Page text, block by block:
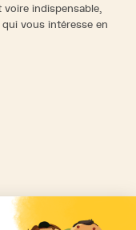
indispensable,
vous intéresse en